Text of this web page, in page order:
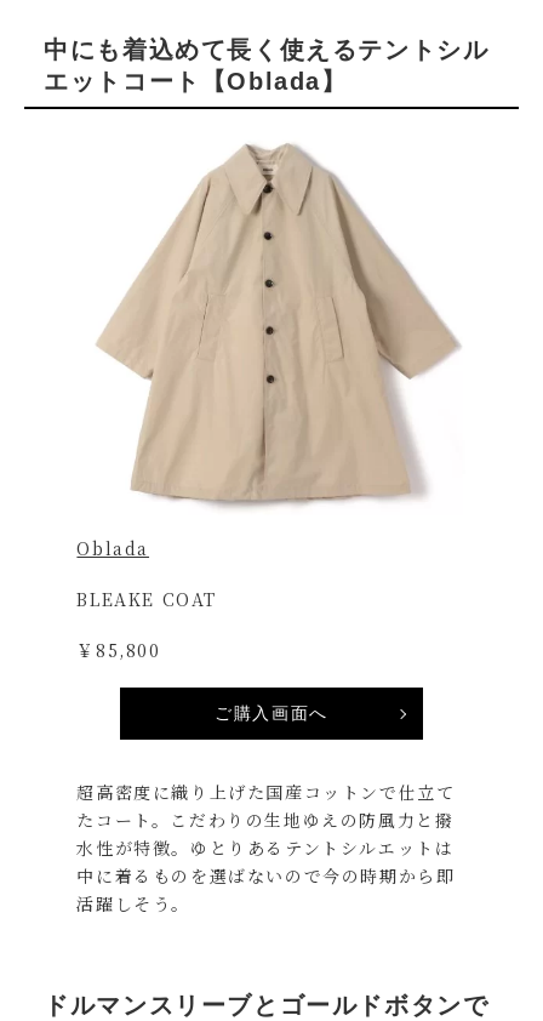
中にも着込めて長く使えるテントシル
エットコート
【Oblada】
Oblada
BLEAKE COAT
￥85,800
ご購入画面へ
超高密度に織り上げた国産コットンで仕立て
たコート。こだわりの生地ゆえの防風力と撥
水性が特徴。ゆとりあるテントシルエットは
中に着るものを選ばないので今の時期から即
活躍しそう。
ドルマンスリーブとゴールドボタンで